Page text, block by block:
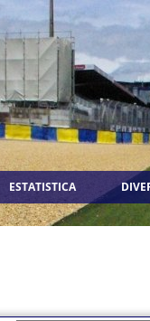
ESTATISTICA